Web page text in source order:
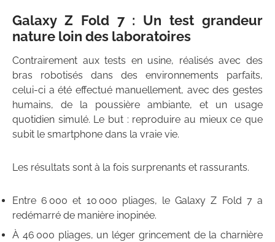
Galaxy Z Fold 7 : Un test grandeur
nature loin des laboratoires
Contrairement aux tests en usine, réalisés avec des
bras robotisés dans des environnements parfaits,
celui-ci a été effectué manuellement, avec des gestes
humains, de la poussière ambiante, et un usage
quotidien simulé. Le but : reproduire au mieux ce que
subit le smartphone dans la vraie vie.
Les résultats sont à la fois surprenants et rassurants.
Entre 6 000 et 10 000 pliages, le Galaxy Z Fold 7 a
redémarré de manière inopinée.
À 46 000 pliages, un léger grincement de la charnière